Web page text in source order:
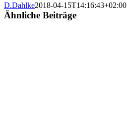
D.Dahlke2018-04-15T14:16:43+02:00
Ähnliche Beiträge